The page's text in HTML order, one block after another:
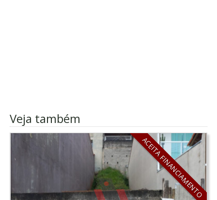
Veja também
ACEITA FINANCIAMENTO